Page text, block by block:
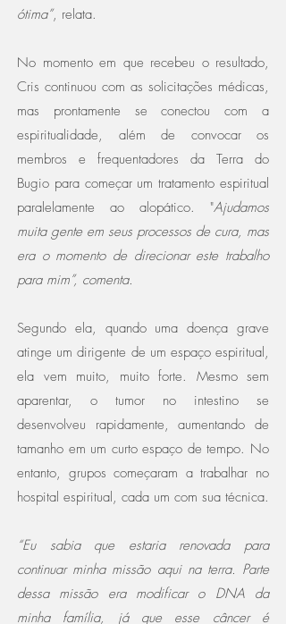
ótima”, relata.
No momento em que recebeu o resultado,
Cris continuou com as solicitações médicas,
mas prontamente se conectou com a
espiritualidade, além de convocar os
membros e frequentadores da Terra do
Bugio para começar um tratamento espiritual
paralelamente ao alopático. "Ajudamos
muita gente em seus processos de cura, mas
era o momento de direcionar este trabalho
para mim”, comenta.
Segundo ela, quando uma doença grave
atinge um dirigente de um espaço espiritual,
ela vem muito, muito forte. Mesmo sem
aparentar, o tumor no intestino se
desenvolveu rapidamente, aumentando de
tamanho em um curto espaço de tempo. No
entanto, grupos começaram a trabalhar no
hospital espiritual, cada um com sua técnica.
“Eu sabia que estaria renovada para
continuar minha missão aqui na terra. Parte
dessa missão era modificar o DNA da
minha família, já que esse câncer é